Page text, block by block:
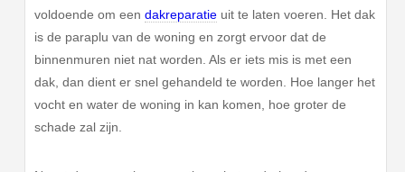
voldoende om eendakreparatie uit te laten voeren. Het dak
is de paraplu van de woning en zorgt ervoor dat de
binnenmuren niet nat worden. Als er iets mis is met een
dak, dan dient er snel gehandeld te worden. Hoe langer het
vocht en water de woning in kan komen, hoe groter de
schade zal zijn.